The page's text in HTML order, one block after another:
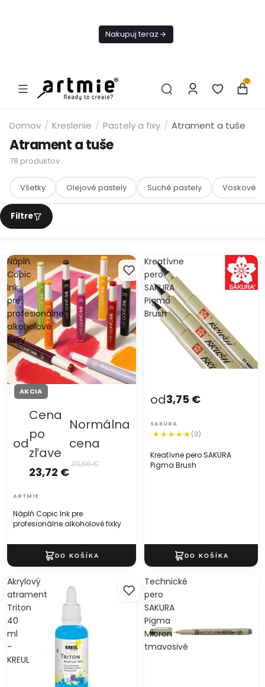
Nakupuj teraz
0
Domov / Kreslenie / Pastely a fixy / Atrament a tuše
Atrament a tuše
78 produktov
Všetky Olejové pastely Suché pastely Voskové
Náplň
Copic
Ink
pre
profesionálne
alkoholové
fixky
AKCIA
Náplň Copic Ink pre
profesionálne alkoholové fixky
od
Cena
po
zľave
23,72 €
Normálna
cena
39,56 €
ARTMIE
Kreatívne
pero
SAKURA
Pigma
Brush
Kreatívne pero SAKURA
Pigma Brush
od3,75 €
SAKURA
(3)
Akrylový
atrament
Triton
40
ml
-
KREUL
Technické
pero
SAKURA
Pigma
Micron
tmavosivé